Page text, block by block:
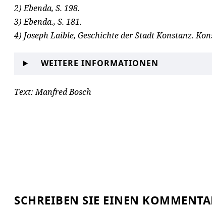
2) Ebenda, S. 198.
3) Ebenda., S. 181.
4) Joseph Laible, Geschichte der Stadt Konstanz.
WEITERE INFORMATIONEN
Text: Manfred Bosch
SCHREIBEN SIE EINEN